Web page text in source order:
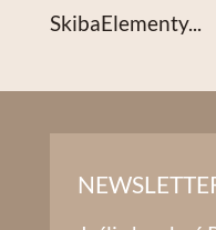
SkibaElementy...